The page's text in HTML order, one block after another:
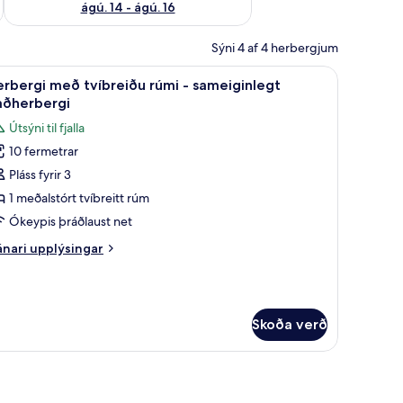
ágú. 14 - ágú. 16
Sýni 4 af 4 herbergjum
baðherbergi | Myrkratjöld/-gardínur, ókeypis þráðlaus nettenging
Herbergi með tvíbreiðu rúmi -
7
með tvíbreiðu rúmi - sameiginlegt
Útsýni til fjalla
10 fermetrar
Pláss fyrir 3
1 meðalstórt tvíbreitt rúm
Ókeypis þráðlaust net
upplýsingar
Skoða verð